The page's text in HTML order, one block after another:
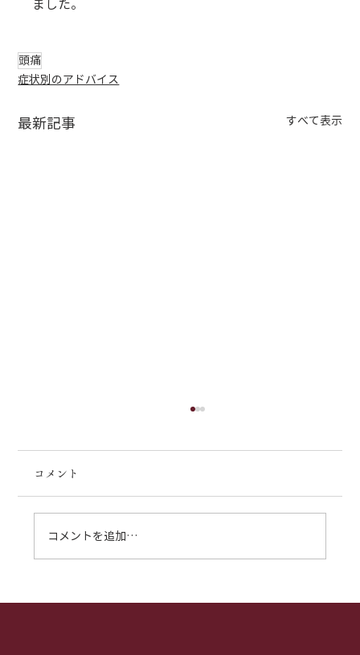
ました。
頭痛
症状別のアドバイス
最新記事 すべて表示
耳鳴りのお悩みは【大宮の鍼灸院へ】。
コメント
コメントを追加…